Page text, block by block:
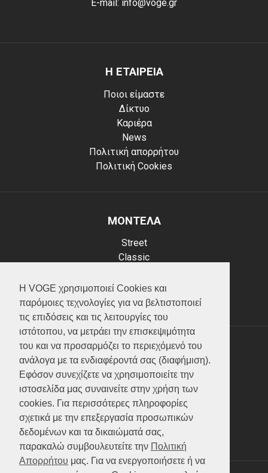
Η VOGE χρησιμοποιεί Cookies και
παρόμοιες τεχνολογίες για να βελτιστοποιεί
τις επιδόσεις και τις λειτουργίες του
ιστότοπου, να μετράει την επισκεψιμότητα
του και να προσαρμόζει το περιεχόμενό του
ανάλογα με τα ενδιαφέροντά σας (διαφήμιση).
Εφόσον συνεχίζετε να χρησιμοποιείτε την
ιστοσελίδα μας συναινείτε στην χρήση των
cookies. Για περισσότερες πληροφορίες
σχετικά με την επεξεργασία προσωπικών
δεδομένων και τα δικαιώματά σας,
παρακαλώ συμβουλευτείτε την Πολιτική
Απορρήτου μας. Για να ενεργοποιήσετε ή να
E-mail: info@voge.gr
Η ΕΤΑΙΡΕΙΑ
Ποιοι είμαστε
Δίκτυο
Καριέρα
News
Πολιτική απορρήτου
Πολιτική Cookies
ΜΟΝΤΕΛΑ
Street
Classic
Scooter
ATV (Loncin)
ΥΠΗΡΕΣΙΕΣ
Test ride
Επικοινωνία
Service
Κατάλογος
FAQ